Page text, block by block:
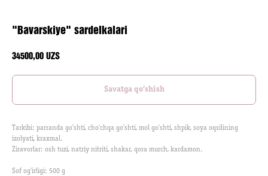
"Bavarskiye" sardelkalari
34500,00 UZS
Savatga qo‘shish
Tarkibi: parranda go'shti, cho'chqa go'shti, mol go'shti, shpik, soya oqsilining
izolyati, kraxmal.
Ziravorlar: osh tuzi, natriy nitriti, shakar, qora murch, kardamon.
Sof og'irligi: 500 g